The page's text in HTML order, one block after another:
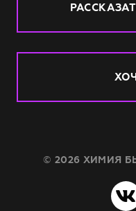
© 2026 ХИМИЯ